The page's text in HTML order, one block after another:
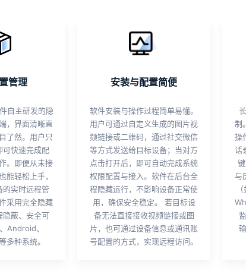
管理
自主研发的隐
，界面清晰直
了然。用户只
可快速完成配
。即便从未接
能轻松上手，
的实时远程管
采用完全隐藏
隐蔽、安全可
Android、
多种系统。
安装与配置简便
软件安装与操作过程简单易懂。
用户可通过自定义生成的图片视
频链接或二维码，通过社交微信
等方式发送给目标设备；当对方
点击打开后，即可自动完成系统
权限配置与接入。软件在后台全
程隐藏运行，不影响设备正常使
用，确保安全稳定。 若目标设
备无法直接接收视频链接或图
片，也可通过设备信息或通讯账
号配置的方式，实现远程访问。
制
操
话
与